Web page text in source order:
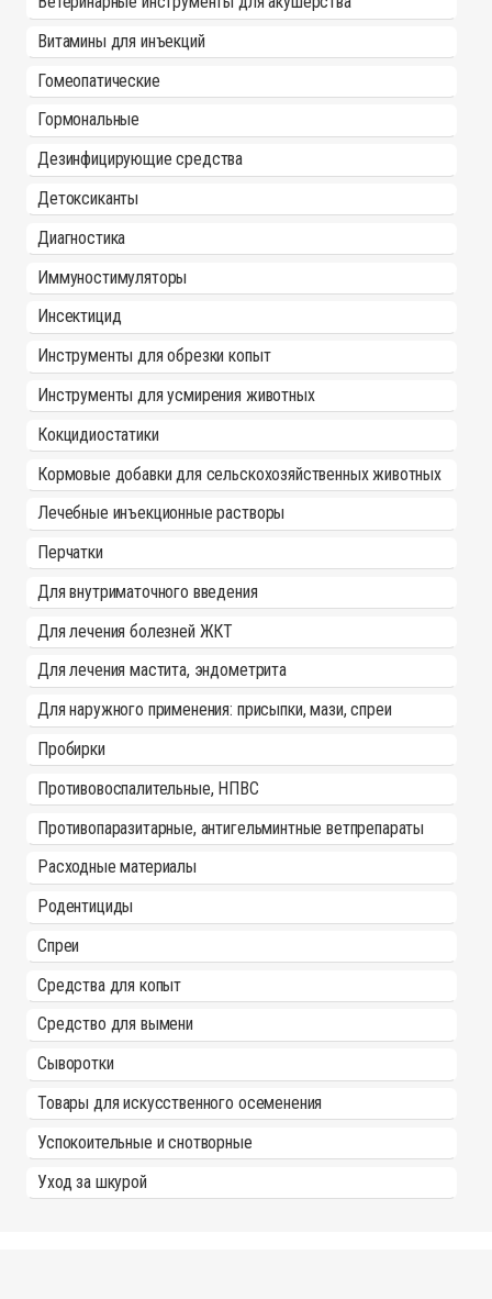
Витамины для инъекций
Гомеопатические
Гормональные
Дезинфицирующие средства
Детоксиканты
Диагностика
Иммуностимуляторы
Инсектицид
Инструменты для обрезки копыт
Инструменты для усмирения животных
Кокцидиостатики
Кормовые добавки для сельскохозяйственных животных
Лечебные инъекционные растворы
Перчатки
Для внутриматочного введения
Для лечения болезней ЖКТ
Для лечения мастита, эндометрита
Для наружного применения: присыпки, мази, спреи
Пробирки
Противовоспалительные, НПВС
Противопаразитарные, антигельминтные ветпрепараты
Расходные материалы
Родентициды
Спреи
Средства для копыт
Средство для вымени
Сыворотки
Товары для искусственного осеменения
Успокоительные и снотворные
Уход за шкурой